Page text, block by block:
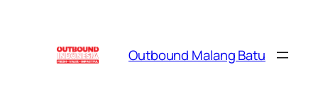
Outbound Malang Batu